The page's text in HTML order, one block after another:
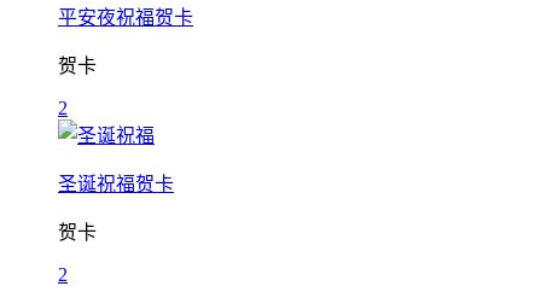
平安夜祝福贺卡
贺卡
2
圣诞祝福贺卡
贺卡
2